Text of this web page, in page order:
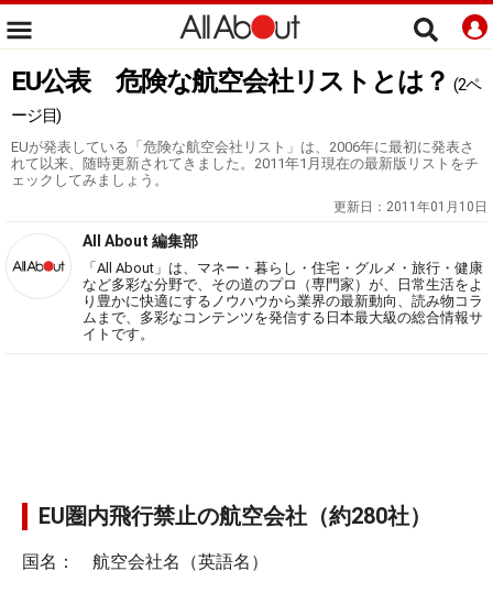
EU公表 危険な航空会社リストとは？ (2ペ
ージ目)
EUが発表している「危険な航空会社リスト」は、2006年に最初に発表さ
れて以来、随時更新されてきました。2011年1月現在の最新版リストをチ
ェックしてみましょう。
更新日： 2011年01月10日
All About 編集部
「All About」は、マネー・暮らし・住宅・グルメ・旅行・健康
など多彩な分野で、その道のプロ（専門家）が、日常生活をよ
り豊かに快適にするノウハウから業界の最新動向、読み物コラ
ムまで、多彩なコンテンツを発信する日本最大級の総合情報サ
イトです。
EU圏内飛行禁止の航空会社（約280社）
国名： 航空会社名（英語名）